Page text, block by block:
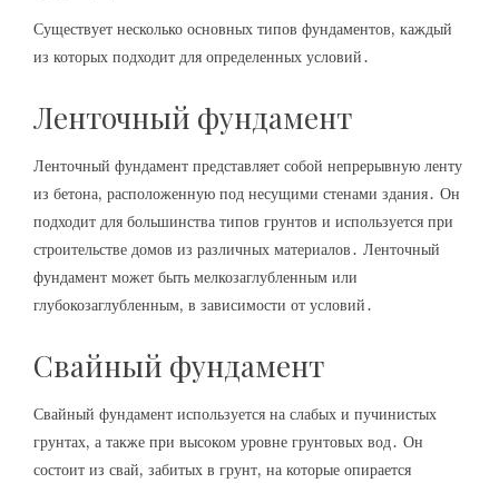
Существует несколько основных типов фундаментов, каждый
из которых подходит для определенных условий․
Ленточный фундамент
Ленточный фундамент представляет собой непрерывную ленту
из бетона, расположенную под несущими стенами здания․ Он
подходит для большинства типов грунтов и используется при
строительстве домов из различных материалов․ Ленточный
фундамент может быть мелкозаглубленным или
глубокозаглубленным, в зависимости от условий․
Свайный фундамент
Свайный фундамент используется на слабых и пучинистых
грунтах, а также при высоком уровне грунтовых вод․ Он
состоит из свай, забитых в грунт, на которые опирается